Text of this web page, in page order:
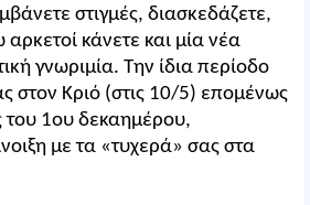
στιγμές, διασκεδάζετε,
κάνετε και μία νέα
γνωριμία. Την ίδια περίοδο
στον Κριό (στις 10/5) επομένως
του 1ου δεκαημέρου,
με τα «τυχερά» σας στα